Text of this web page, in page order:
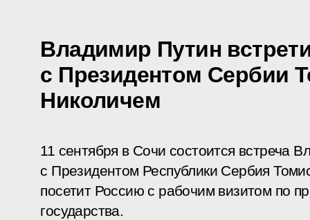
Владимир Путин
с Президентом Сербии
Николичем
11 сентября в Сочи состоится встреча
с Президентом Республики Сербия
посетит Россию с рабочим визитом по
государства.